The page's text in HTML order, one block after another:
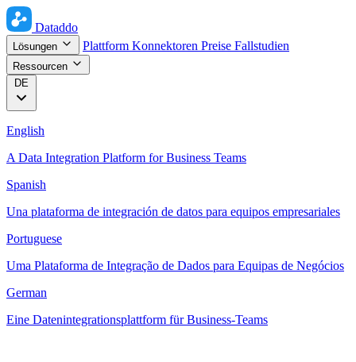
Dataddo
Lösungen Plattform Konnektoren Preise Fallstudien
Ressourcen
DE
English
A Data Integration Platform for Business Teams
Spanish
Una plataforma de integración de datos para equipos empresariales
Portuguese
Uma Plataforma de Integração de Dados para Equipas de Negócios
German
Eine Datenintegrationsplattform für Business-Teams